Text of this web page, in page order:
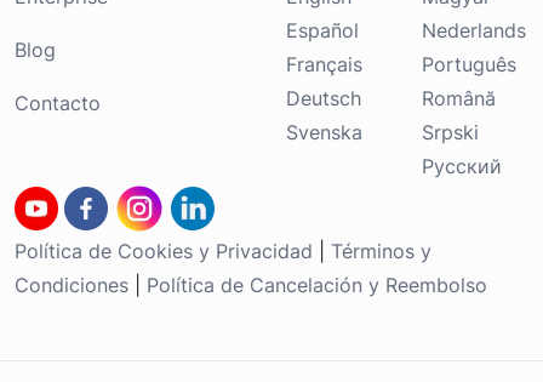
Blog
Contacto
Español
Français
Deutsch
Svenska
Nederlands
Português
Română
Srpski
Русский
Política de Cookies y Privacidad
Términos y
Condiciones
Política de Cancelación y Reembolso